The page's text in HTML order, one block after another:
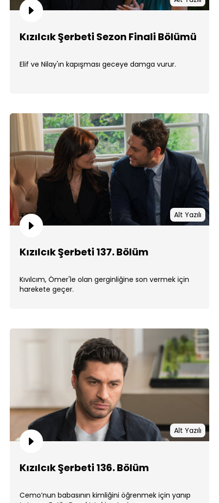
Kızılcık Şerbeti Sezon Finali Bölümü
Elif ve Nilay'ın kapışması geceye damga vurur.
Alt Yazılı
Kızılcık Şerbeti 137. Bölüm
Kıvılcım, Ömer'le olan gerginliğine son vermek için
harekete geçer.
Alt Yazılı
Kızılcık Şerbeti 136. Bölüm
Cemo’nun babasının kimliğini öğrenmek için yanıp